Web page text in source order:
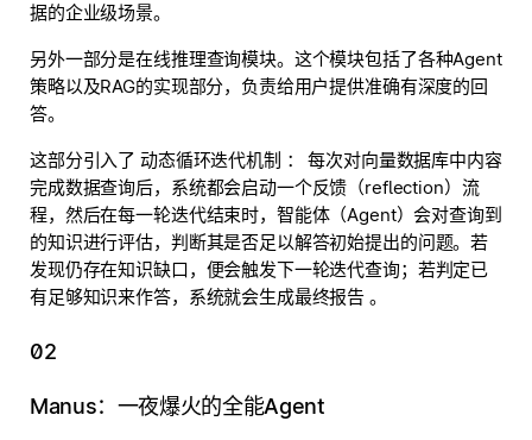
据的企业级场景。
另外一部分是在线推理查询模块。这个模块包括了各种Agent
策略以及RAG的实现部分，负责给用户提供准确有深度的回
答。
这部分引入了 动态循环迭代机制 ： 每次对向量数据库中内容
完成数据查询后，系统都会启动一个反馈（reflection）流
程，然后在每一轮迭代结束时，智能体（Agent）会对查询到
的知识进行评估，判断其是否足以解答初始提出的问题。若
发现仍存在知识缺口，便会触发下一轮迭代查询；若判定已
有足够知识来作答，系统就会生成最终报告 。
02
Manus：一夜爆火的全能Agent